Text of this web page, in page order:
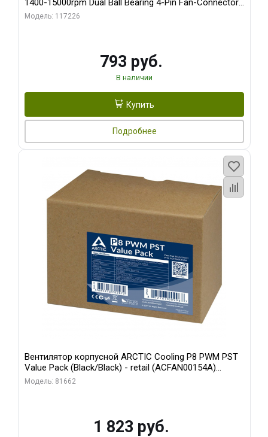
1400-15000rpm Dual Ball Bearing 4-Pin Fan-Connector
(ACFAN00264A)
Модель: 117226
793 руб.
В наличии
Купить
Подробнее
Вентилятор корпусной ARCTIC Cooling P8 PWM PST
Value Pack (Black/Black) - retail (ACFAN00154A)
(702072)
Модель: 81662
1 823 руб.